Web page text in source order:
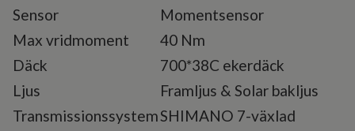
Sensor
Momentsensor
Max vridmoment
40 Nm
Däck
700*38C ekerdäck
Ljus
Framljus & Solar bakljus
TransmissionssystemSHIMANO 7-växlad